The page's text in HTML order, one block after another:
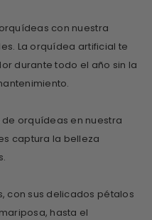
con nuestra
La orquídea artificial te
durante todo el año sin la
orquídeas en nuestra
captura la belleza
con sus delicados pétalos
hasta el